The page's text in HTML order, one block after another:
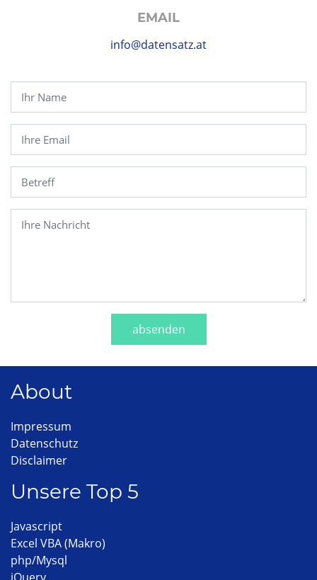
EMAIL
info@datensatz.at
absenden
About
Impressum
Datenschutz
Disclaimer
Unsere Top 5
Javascript
Excel VBA (Makro)
php/Mysql